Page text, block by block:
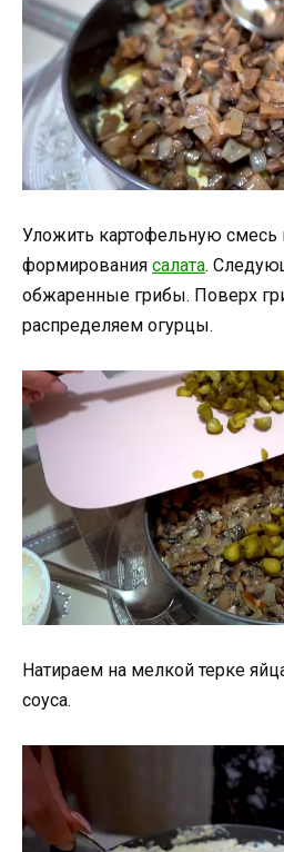
Уложить картофельную смесь
формирования салата.
обжаренные грибы. Поверх
распределяем огурцы.
Натираем на мелкой терке
соуса.